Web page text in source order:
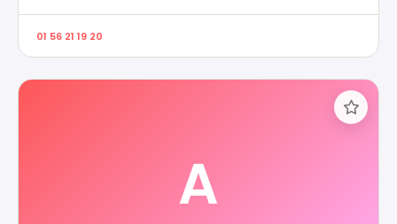
01 56 21 19 20
A